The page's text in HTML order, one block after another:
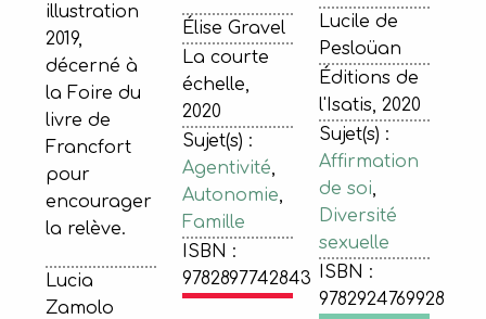
illustration
2019,
décerné à
la Foire du
livre de
Francfort
pour
encourager
la relève.
Lucia
Zamolo
Élise Gravel
La courte
échelle,
2020
Sujet(s) :
Agentivité,
Autonomie,
Famille
ISBN :
9782897742843
Lucile de
Pesloüan
Éditions de
l'Isatis, 2020
Sujet(s) :
Affirmation
de soi,
Diversité
sexuelle
ISBN :
9782924769928